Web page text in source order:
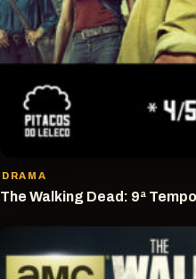
DRAMA
The Walking Dead: 9ª